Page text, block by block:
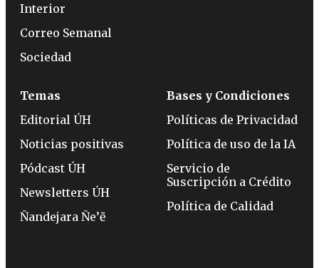
Interior
Correo Semanal
Sociedad
Temas
Editorial ÚH
Noticias positivas
Pódcast ÚH
Newsletters ÚH
Ñandejara Ñe’ẽ
Bases y Condiciones
Políticas de Privacidad
Política de uso de la IA
Servicio de
Suscripción a Crédito
Política de Calidad